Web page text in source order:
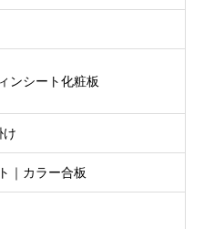
ンシート化粧板
け
｜カラー合板